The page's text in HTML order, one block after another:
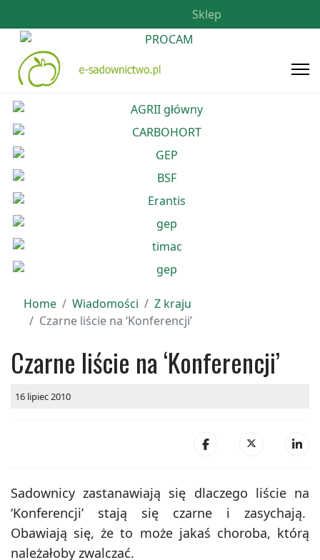
Sklep
Home Wiadomości
Z kraju
Czarne liście na ‘Konferencji’
Czarne liście na ‘Konferencji’
16 lipiec 2010
Sadownicy zastanawiają się dlaczego liście na
‘Konferencji’ stają się czarne i zasychają.
Obawiają się, że to może jakaś choroba, którą
należałoby zwalczać.